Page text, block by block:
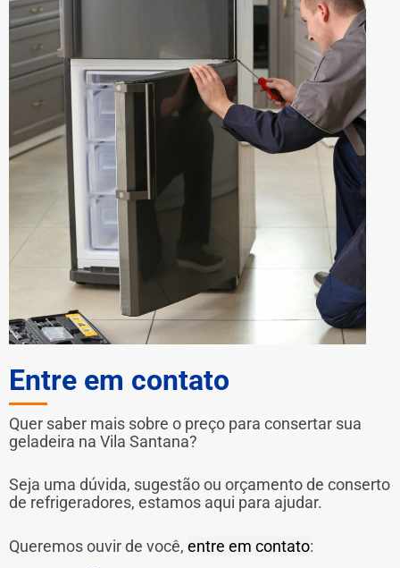
Entre em contato
Quer saber mais sobre o preço para consertar sua
geladeira na Vila Santana?
Seja uma dúvida, sugestão ou orçamento de conserto
de refrigeradores, estamos aqui para ajudar.
Queremos ouvir de você, entre em contato: